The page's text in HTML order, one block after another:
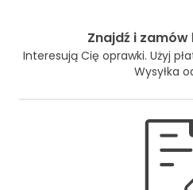
Znajdź i zamów
Interesują Cię oprawki. Użyj
Wysyłka